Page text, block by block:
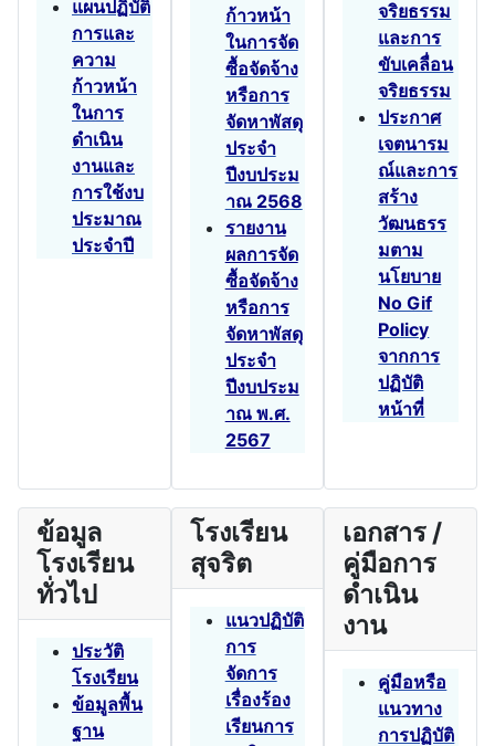
แผนปฏิบัติ
การและ
ความ
ก้าวหน้า
ในการ
ดำเนิน
งานและ
การใช้งบ
ประมาณ
ประจำปี
ก้าวหน้า
ในการจัด
ซื้อจัดจ้าง
หรือการ
จัดหาพัสดุ
ประจำ
ปีงบประม
าณ 2568
รายงาน
ผลการจัด
ซื้อจัดจ้าง
หรือการ
จัดหาพัสดุ
ประจำ
ปีงบประม
าณ พ.ศ.
2567
จริยธรรม
และการ
ขับเคลื่อน
จริยธรรม
ประกาศ
เจตนารม
ณ์และการ
สร้าง
วัฒนธรร
มตาม
นโยบาย
No Gif
Policy
จากการ
ปฏิบัติ
หน้าที่
ข้อมูล
โรงเรียน
ทั่วไป
ประวัติ
โรงเรียน
ข้อมูลพื้น
ฐาน
โรงเรียน
สุจริต
แนวปฏิบัติ
การ
จัดการ
เรื่องร้อง
เรียนการ
เอกสาร /
คู่มือการ
ดำเนิน
งาน
คู่มือหรือ
แนวทาง
การปฏิบัติ